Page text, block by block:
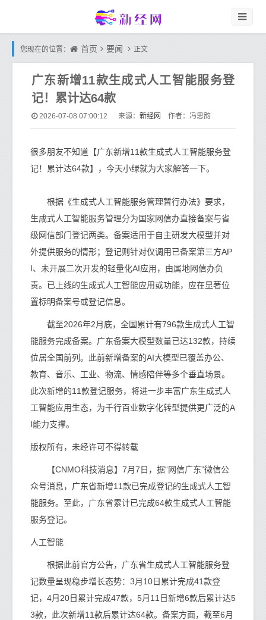
您现在的位置： 首页 要闻 正文
广东新增11款生成式人工智能服务登
记！累计达64款
2026-07-08 07:00:12 来源： 新经网 作者：冯思韵
很多朋友不知道【广东新增11款生成式人工智能服务登
记！累计达64款】，今天小绿就为大家解答一下。
根据《生成式人工智能服务管理暂行办法》要求，
生成式人工智能服务管理分为国家网信办直接备案与省
级网信部门登记两类。备案适用于自主研发大模型并对
外提供服务的情形；登记则针对仅调用已备案第三方AP
I、未开展二次开发的轻量化AI应用，由属地网信办负
责。已上线的生成式人工智能应用或功能，应在显著位
置标明备案号或登记信息。
截至2026年2月底，全国累计有796款生成式人工智
能服务完成备案。广东备案大模型数量已达132款，持续
位居全国前列。此前新增备案的AI大模型已覆盖办公、
教育、音乐、工业、物流、情感陪伴等多个垂直场景。
此次新增的11款登记服务，将进一步丰富广东生成式人
工智能应用生态，为千行百业数字化转型提供更广泛的A
I能力支撑。
版权所有，未经许可不得转载
【CNMO科技消息】7月7日，据“网信广东”微信公
众号消息，广东省新增11款已完成登记的生成式人工智
能服务。至此，广东省累计已完成64款生成式人工智能
服务登记。
人工智能
根据此前官方公告，广东省生成式人工智能服务登
记数量呈现稳步增长态势：3月10日累计完成41款登
记，4月20日累计完成47款，5月11日新增6款后累计达5
3款，此次新增11款后累计达64款。备案方面，截至6月